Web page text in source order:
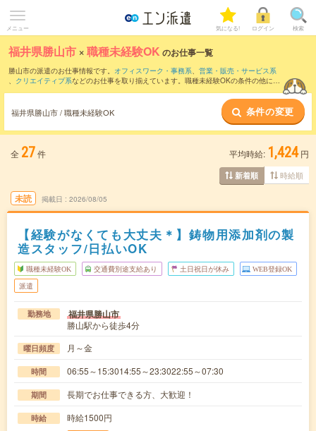
メニュー 気になる! ログイン 検索
福井県勝山市 ×職種未経験OK のお仕事一覧
勝山市の派遣のお仕事情報です。 オフィスワーク・事務系、 営業・販売・サービス系
、 クリエイティブ系などのお仕事を取り揃えています。職種未経験OKの条件の他に、
福井県勝山市 / 職種未経験OK 条件の変更
全 27件 平均時給: 1,424 円
新着順 時給順
未読 掲載日 2026/08/05
【経験がなくても大丈夫＊】鋳物用添加剤の製
造スタッフ/日払いOK
職種未経験OK 交通費別途支給あり 土日祝日が休み WEB登録OK
派遣
勤務地 福井県勝山市
勝山駅から徒歩4分
曜日頻度 月～金
時間 06:55～15:3014:55～23:3022:55～07:30
期間 長期でお仕事できる方、大歓迎！
時給 時給1500円